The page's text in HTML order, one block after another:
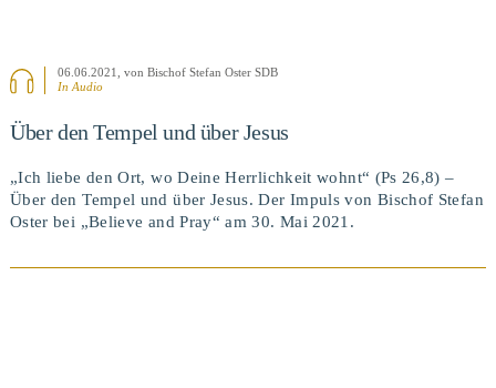
06.06.2021
, von Bischof Stefan Oster SDB
In Audio
Über den Tempel und über Jesus
„Ich liebe den Ort, wo Deine Herrlichkeit wohnt“ (Ps 26,8) –
Über den Tempel und über Jesus. Der Impuls von Bischof Stefan
Oster bei „Believe and Pray“ am 30. Mai 2021.